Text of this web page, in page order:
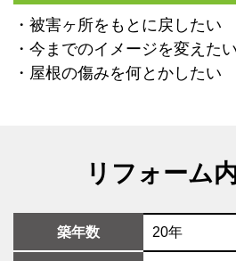
・被害ヶ所をもとに戻したい
・今までのイメージを変えたい
・屋根の傷みを何とかしたい
リフォーム
築年数 20年